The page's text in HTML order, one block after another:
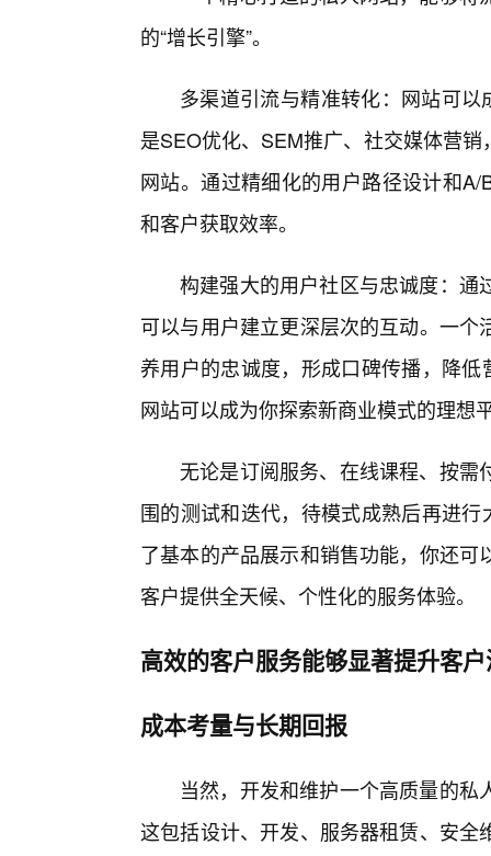
的“增长引擎”。
多渠道引流与精准转化：网站可以
是SEO优化、SEM推广、社交媒体营
网站。通过精细化的用户路径设计和
和客户获取效率。
构建强大的用户社区与忠诚度：通
可以与用户建立更深层次的互动。一
养用户的忠诚度，形成口碑传播，降
网站可以成为你探索新商业模式的理想
无论是订阅服务、在线课程、按
围的测试和迭代，待模式成熟后再进
了基本的产品展示和销售功能，你还
客户提供全天候、个性化的服务体验。
高效的客户服务能够显著提升客
成本考量与长期回报
当然，开发和维护一个高质量的
这包括设计、开发、服务器租赁、安